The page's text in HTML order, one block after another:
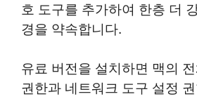
호 도구를 추가하여 한층 더
경을 약속합니다.
유료 버전을 설치하면 맥의
권한과 네트워크 도구 설정